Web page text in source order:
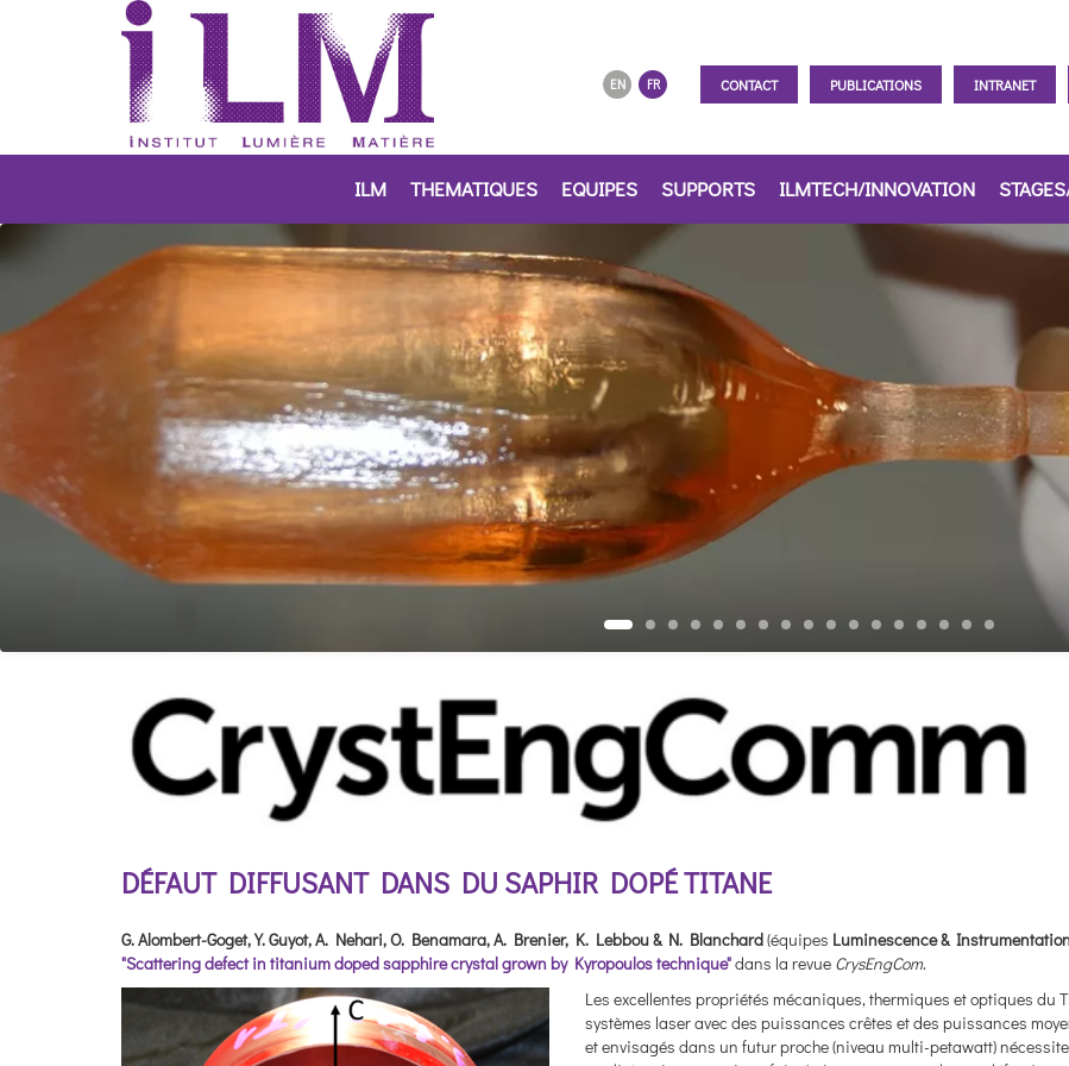
FR
EN CONTACT PUBLICATIONS INTRANET
ILM THEMATIQUES EQUIPES SUPPORTS ILMTECH/INNOVATION
DÉFAUT DIFFUSANT DANS DU SAPHIR DOPÉ TITANE
G. Alombert-Goget, Y. Guyot, A. Nehari, O. Benamara, A. Brenier, K. Lebbou & N. Blanchard(équipes Luminescence & Instrumentation
"Scattering defect in titanium doped sapphire crystal grown by Kyropoulos technique"dans la revue CrysEngCom.
Les excellentes propriétés mécaniques, thermiques et optiques du
systèmes laser avec des puissances crêtes et des puissances
et envisagés dans un futur proche (niveau multi-petawatt)